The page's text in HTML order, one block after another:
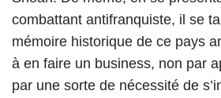
combattant antifranquiste, il se
mémoire historique de ce pays
à en faire un business, non par
par une sorte de nécessité de